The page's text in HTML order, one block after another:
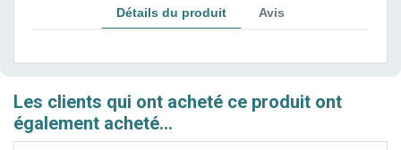
Détails du produit Avis
Les clients qui ont acheté ce produit ont
également acheté...